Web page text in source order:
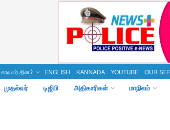
காவலர் தினம் ENGLISH KANNADA YOUTUBE OUR
முதல்வர் டிஜிபி அதிகாரிகள் மாநிலம்